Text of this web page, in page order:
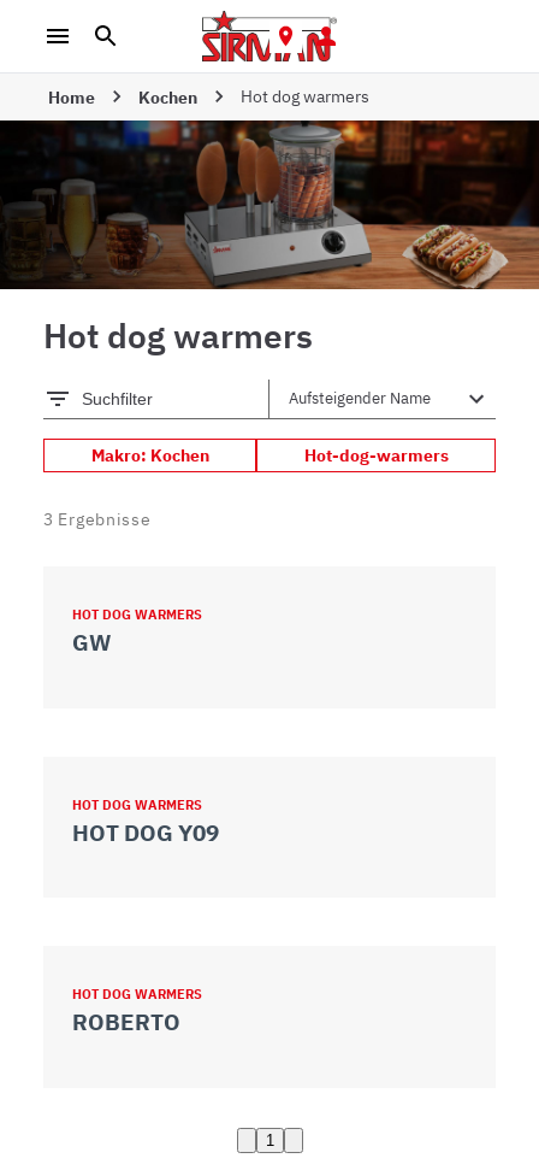
Home Kochen Hot dog warmers
Hot dog warmers
Suchfilter
Makro: Kochen Hot-dog-warmers
3 Ergebnisse
HOT DOG WARMERS
GW
HOT DOG WARMERS
HOT DOG Y09
HOT DOG WARMERS
ROBERTO
1